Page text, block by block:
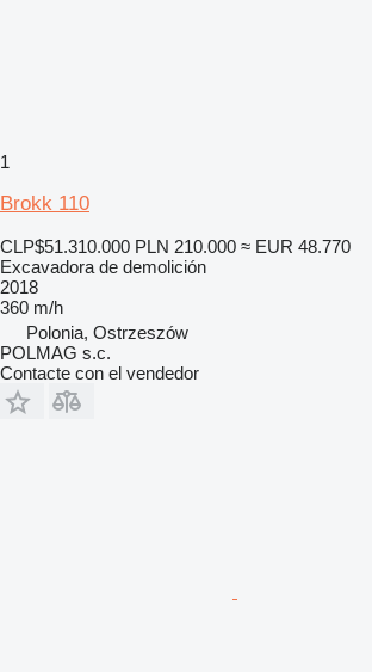
1
Brokk 110
CLP$51.310.000 PLN 210.000 ≈ EUR 48.770
Excavadora de demolición
2018
360 m/h
Polonia, Ostrzeszów
POLMAG s.c.
Contacte con el vendedor